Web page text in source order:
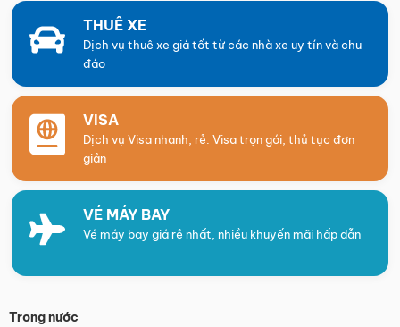
THUÊ XE
Dịch vụ thuê xe giá tốt từ các nhà xe uy tín và chu
đáo
VISA
Dịch vụ Visa nhanh, rẻ. Visa trọn gói, thủ tục đơn
giản
VÉ MÁY BAY
Vé máy bay giá rẻ nhất, nhiều khuyến mãi hấp dẫn
Trong nước